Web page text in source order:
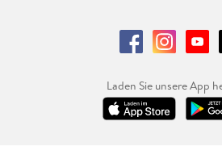
Laden Sie unsere App